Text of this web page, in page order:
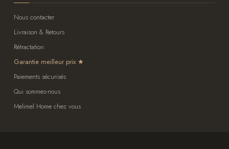
Nous contacter
Livraison & Retours
Rétractation
Garantie meilleur prix
Paiements sécurisés
Qui sommes-nous
Melimel Home chez vous